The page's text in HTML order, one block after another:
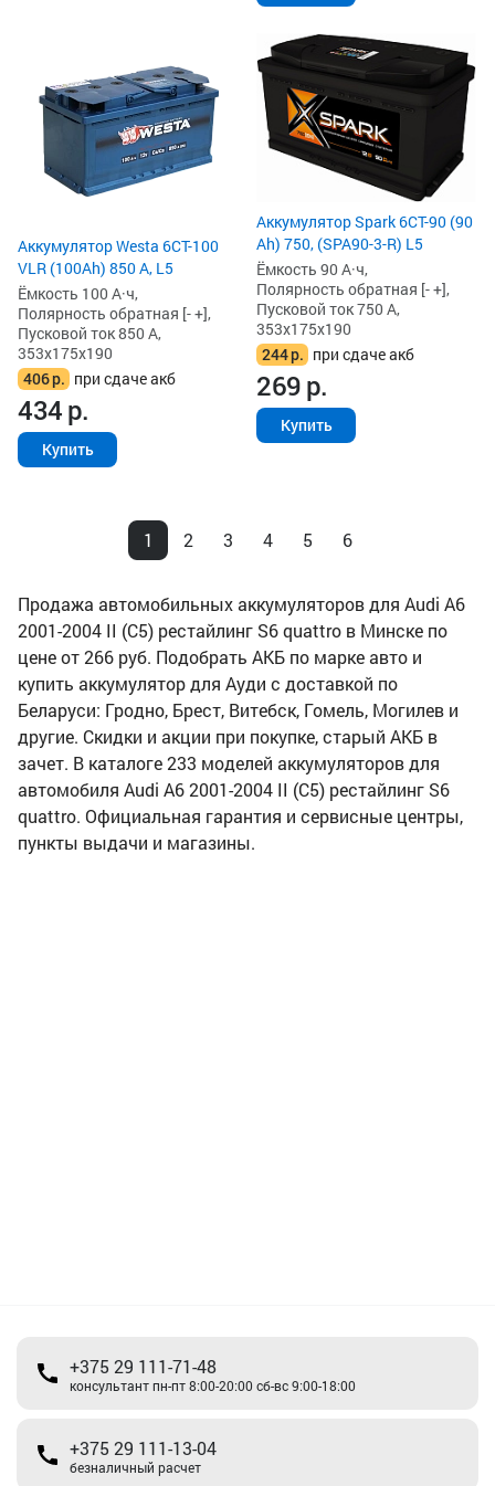
Аккумулятор Westa 6СТ-100
VLR (100Ah) 850 А, L5
Ёмкость 100 А·ч,
Полярность обратная [- +],
Пусковой ток 850 А,
353x175x190
406р. при сдаче акб
434р.
Купить
Аккумулятор Spark 6СТ-90 (90
Ah) 750, (SPA90-3-R) L5
Ёмкость 90 А·ч,
Полярность обратная [- +],
Пусковой ток 750 А,
353x175x190
244р. при сдаче акб
269р.
Купить
1 2 3 4 5 6
Продажа автомобильных аккумуляторов для Audi A6
2001-2004 II (C5) рестайлинг S6 quattro в Минске по
цене от 266 руб. Подобрать АКБ по марке авто и
купить аккумулятор для Ауди с доставкой по
Беларуси: Гродно, Брест, Витебск, Гомель, Могилев и
другие. Скидки и акции при покупке, старый АКБ в
зачет. В каталоге 233 моделей аккумуляторов для
автомобиля Audi A6 2001-2004 II (C5) рестайлинг S6
quattro. Официальная гарантия и сервисные центры,
пункты выдачи и магазины.
+375 29 111-71-48
консультант пн-пт 8:00-20:00 сб-вс 9:00-18:00
+375 29 111-13-04
безналичный расчет